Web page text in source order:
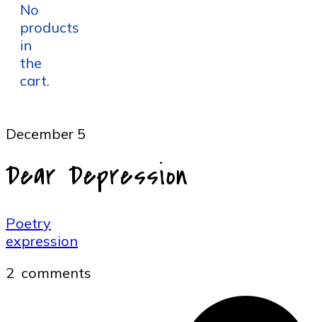
No
products
in
the
cart.
December 5
Dear Depression
Poetry
expression
2 comments